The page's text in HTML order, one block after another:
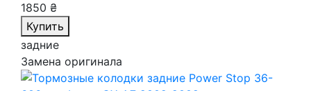
1850 ₴
Купить
задние
Замена оригинала